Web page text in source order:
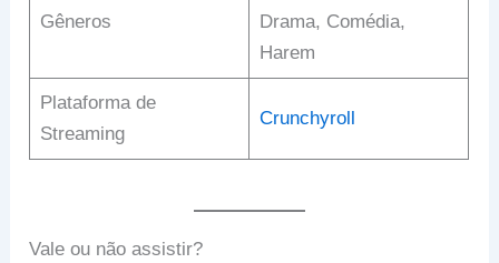
Gêneros
Drama, Comédia,
Harem
Plataforma de
Streaming
Crunchyroll
Vale ou não assistir?